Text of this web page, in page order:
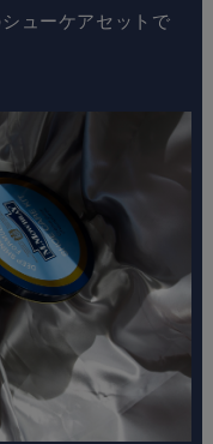
ューケアセットで